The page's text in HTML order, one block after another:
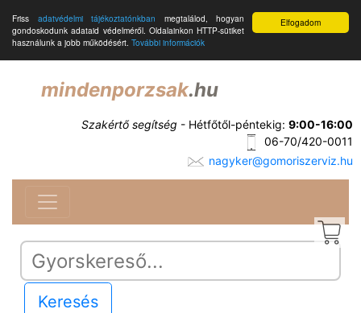
Elfogadom
Friss adatvédelmi tájékoztatónkban megtalálod, hogyan
gondoskodunk adataid védelméről. Oldalainkon HTTP-sütiket
használunk a jobb működésért. További információk
mindenporzsak.hu
Szakértő segítség - Hétfőtől-péntekig: 9:00-16:00
06-70/420-0011
nagyker@gomoriszerviz.hu
Keresés